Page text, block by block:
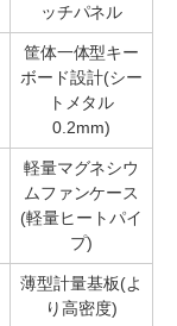
ッチパネル
筐体一体型キー
ボード設計(シー
トメタル
0.2mm)
軽量マグネシウ
ムファンケース
(軽量ヒートパイ
プ)
薄型計量基板(よ
り高密度)